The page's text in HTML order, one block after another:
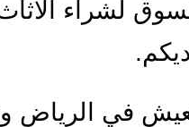
لشراء
في الرياض